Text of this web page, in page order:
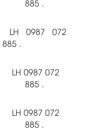
885 .
LH 0987 072
885 .
LH 0987 072
885 .
LH 0987 072
885 .